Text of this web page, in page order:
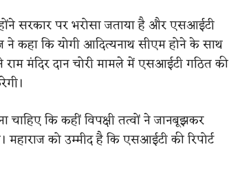
सरकार पर भरोसा जताया है और एसआईटी
ने कहा कि योगी आदित्यनाथ सीएम होने के साथ
मंदिर दान चोरी मामले में एसआईटी गठित की
कि कहीं विपक्षी तत्वों ने जानबूझकर
महाराज को उम्मीद है कि एसआईटी की रिपोर्ट